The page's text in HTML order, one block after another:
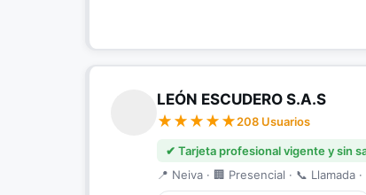
LEÓN ESCUDERO S.A.S
208 Usuarios
✔ Tarjeta profesional vigente y sin
📍 Neiva · 🏢 Presencial · 📞 Llamada